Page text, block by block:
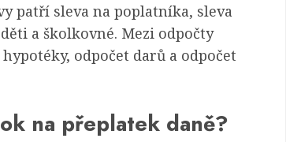
patří sleva na poplatníka, sleva
a školkovné. Mezi odpočty
odpočet darů a odpočet
na přeplatek daně?